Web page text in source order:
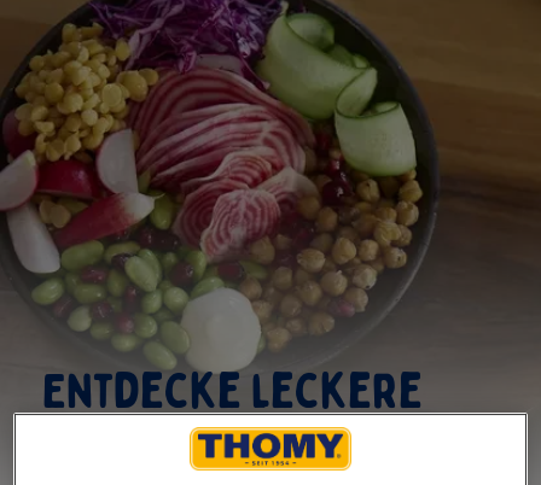
Entdecke leckere
THOMY Rezepte